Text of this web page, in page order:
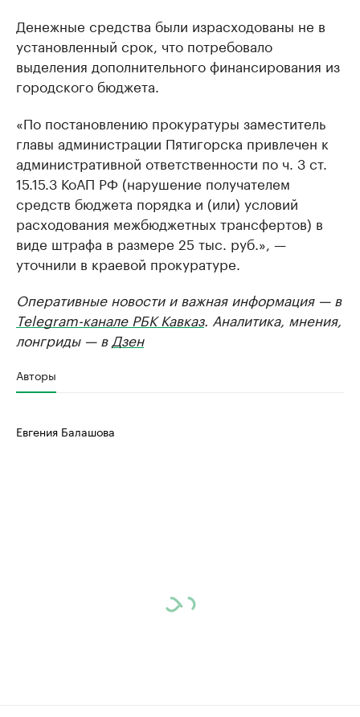
Денежные средства были израсходованы не в
установленный срок, что потребовало
выделения дополнительного финансирования из
городского бюджета.
«По постановлению прокуратуры заместитель
главы администрации Пятигорска привлечен к
административной ответственности по ч. 3 ст.
15.15.3 КоАП РФ (нарушение получателем
средств бюджета порядка и (или) условий
расходования межбюджетных трансфертов) в
виде штрафа в размере 25 тыс. руб.», —
уточнили в краевой прокуратуре.
Оперативные новости и важная информация — в
Telegram-канале РБК Кавказ. Аналитика, мнения,
лонгриды — в Дзен
Авторы
Евгения Балашова